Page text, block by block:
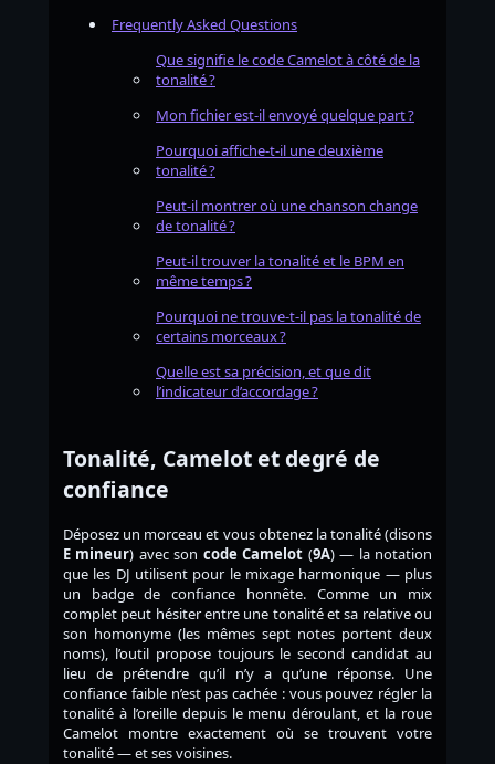
Frequently Asked Questions
Que signifie le code Camelot à côté de la
tonalité ?
Mon fichier est-il envoyé quelque part ?
Pourquoi affiche-t-il une deuxième
tonalité ?
Peut-il montrer où une chanson change
de tonalité ?
Peut-il trouver la tonalité et le BPM en
même temps ?
Pourquoi ne trouve-t-il pas la tonalité de
certains morceaux ?
Quelle est sa précision, et que dit
l’indicateur d’accordage ?
Tonalité, Camelot et degré de
confiance
Déposez un morceau et vous obtenez la tonalité (disons
E mineur) avec son code Camelot (9A) — la notation
que les DJ utilisent pour le mixage harmonique — plus
un badge de confiance honnête. Comme un mix
complet peut hésiter entre une tonalité et sa relative ou
son homonyme (les mêmes sept notes portent deux
noms), l’outil propose toujours le second candidat au
lieu de prétendre qu’il n’y a qu’une réponse. Une
confiance faible n’est pas cachée : vous pouvez régler la
tonalité à l’oreille depuis le menu déroulant, et la roue
Camelot montre exactement où se trouvent votre
tonalité — et ses voisines.